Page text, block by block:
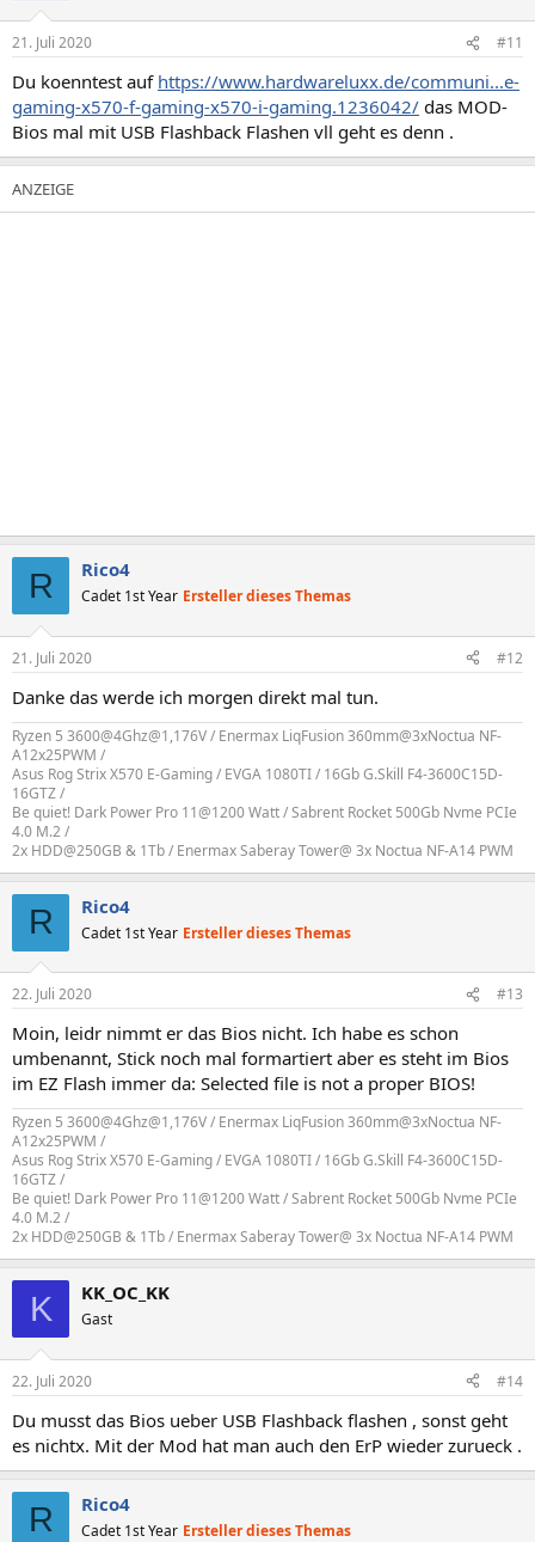
21. Juli 2020 #11
Du koenntest auf https://www.hardwareluxx.de/communi...e-
gaming-x570-f-gaming-x570-i-gaming.1236042/ das MOD-
Bios mal mit USB Flashback Flashen vll geht es denn .
R Rico4
Cadet 1st Year Ersteller dieses Themas
21. Juli 2020 #12
Danke das werde ich morgen direkt mal tun.
Ryzen 5 3600@4Ghz@1,176V / Enermax LiqFusion 360mm@3xNoctua NF-
A12x25PWM /
Asus Rog Strix X570 E-Gaming / EVGA 1080TI / 16Gb G.Skill F4-3600C15D-
16GTZ /
Be quiet! Dark Power Pro 11@1200 Watt / Sabrent Rocket 500Gb Nvme PCIe
4.0 M.2 /
2x HDD@250GB & 1Tb / Enermax Saberay Tower@ 3x Noctua NF-A14 PWM
R Rico4
Cadet 1st Year Ersteller dieses Themas
22. Juli 2020 #13
Moin, leidr nimmt er das Bios nicht. Ich habe es schon
umbenannt, Stick noch mal formartiert aber es steht im Bios
im EZ Flash immer da: Selected file is not a proper BIOS!
Ryzen 5 3600@4Ghz@1,176V / Enermax LiqFusion 360mm@3xNoctua NF-
A12x25PWM /
Asus Rog Strix X570 E-Gaming / EVGA 1080TI / 16Gb G.Skill F4-3600C15D-
16GTZ /
Be quiet! Dark Power Pro 11@1200 Watt / Sabrent Rocket 500Gb Nvme PCIe
4.0 M.2 /
2x HDD@250GB & 1Tb / Enermax Saberay Tower@ 3x Noctua NF-A14 PWM
K KK_OC_KK
Gast
22. Juli 2020 #14
Du musst das Bios ueber USB Flashback flashen , sonst geht
es nichtx. Mit der Mod hat man auch den ErP wieder zurueck .
R Rico4
Cadet 1st Year Ersteller dieses Themas